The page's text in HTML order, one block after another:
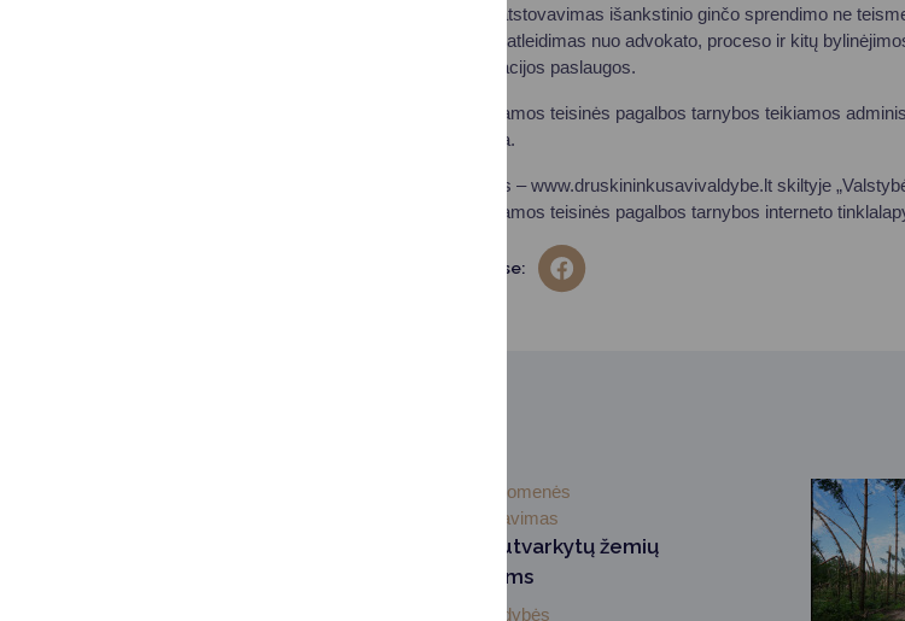
vykdymo procesą, atstovavimas išankstinio ginčo sprendimo ne
teismo sprendimas, atleidimas nuo advokato, proceso ir kitų
privalomosios mediacijos paslaugos.
Valstybės garantuojamos teisinės pagalbos tarnybos teikiamos
privalomoji mediacija.
Daugiau informacijos – www.druskininkusavivaldybe.lt skiltyje
Valstybės garantuojamos teisinės pagalbos tarnybos interneto
Dalintis soc. tinkluose:
Visuomenės
informavimas
Informacija nesutvarkytų žemių
sklypų savininkams
Druskininkų savivaldybės